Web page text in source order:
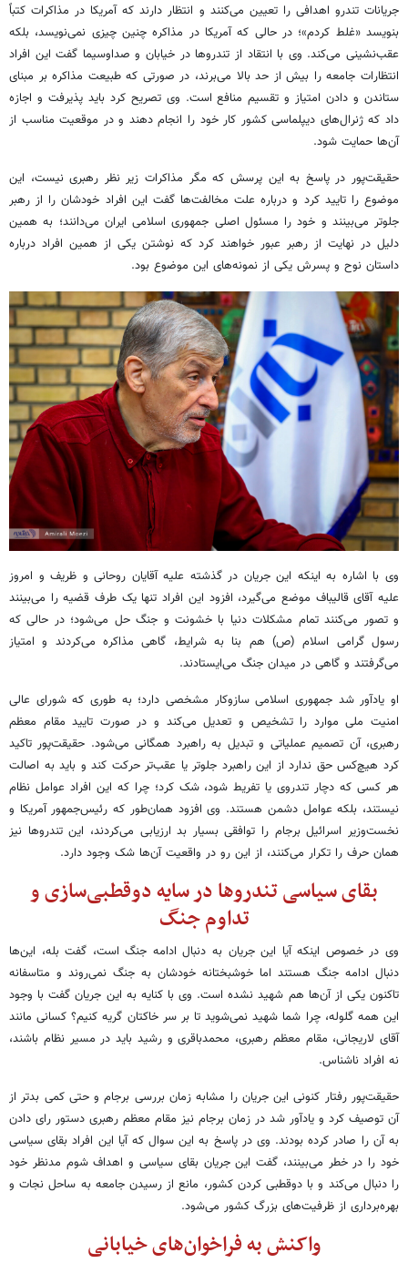
جریانات تندرو اهدافی را تعیین می‌کنند و انتظار دارند که آمریکا در مذاکرات کتباً
بنویسد «غلط کردم»؛ در حالی که آمریکا در مذاکره چنین چیزی نمی‌نویسد، بلکه
عقب‌نشینی می‌کند. وی با انتقاد از تندروها در خیابان و صداوسیما گفت این افراد
انتظارات جامعه را بیش از حد بالا می‌برند، در صورتی که طبیعت مذاکره بر مبنای
ستاندن و دادن امتیاز و تقسیم منافع است. وی تصریح کرد باید پذیرفت و اجازه
داد که ژنرال‌های دیپلماسی کشور کار خود را انجام دهند و در موقعیت مناسب از
آن‌ها حمایت شود.
حقیقت‌پور در پاسخ به این پرسش که مگر مذاکرات زیر نظر رهبری نیست، این
موضوع را تایید کرد و درباره علت مخالفت‌ها گفت این افراد خودشان را از رهبر
جلوتر می‌بینند و خود را مسئول اصلی جمهوری اسلامی ایران می‌دانند؛ به همین
دلیل در نهایت از رهبر عبور خواهند کرد که نوشتن یکی از همین افراد درباره
داستان نوح و پسرش یکی از نمونه‌های این موضوع بود.
وی با اشاره به اینکه این جریان در گذشته علیه آقایان روحانی و ظریف و امروز
علیه آقای قالیباف موضع می‌گیرد، افزود این افراد تنها یک طرف قضیه را می‌بینند
و تصور می‌کنند تمام مشکلات دنیا با خشونت و جنگ حل می‌شود؛ در حالی که
رسول گرامی اسلام (ص) هم بنا به شرایط، گاهی مذاکره می‌کردند و امتیاز
می‌گرفتند و گاهی در میدان جنگ می‌ایستادند.
او یادآور شد جمهوری اسلامی سازوکار مشخصی دارد؛ به طوری که شورای عالی
امنیت ملی موارد را تشخیص و تعدیل می‌کند و در صورت تایید مقام معظم
رهبری، آن تصمیم عملیاتی و تبدیل به راهبرد همگانی می‌شود. حقیقت‌پور تاکید
کرد هیچ‌کس حق ندارد از این راهبرد جلوتر یا عقب‌تر حرکت کند و باید به اصالت
هر کسی که دچار تندروی یا تفریط شود، شک کرد؛ چرا که این افراد عوامل نظام
نیستند، بلکه عوامل دشمن هستند. وی افزود همان‌طور که رئیس‌جمهور آمریکا و
نخست‌وزیر اسرائیل برجام را توافقی بسیار بد ارزیابی می‌کردند، این تندروها نیز
همان حرف را تکرار می‌کنند، از این رو در واقعیت آن‌ها شک وجود دارد.
بقای سیاسی تندروها در سایه دوقطبی‌سازی و
تداوم جنگ
وی در خصوص اینکه آیا این جریان به دنبال ادامه جنگ است، گفت بله، این‌ها
دنبال ادامه جنگ هستند اما خوشبختانه خودشان به جنگ نمی‌روند و متاسفانه
تاکنون یکی از آن‌ها هم شهید نشده است. وی با کنایه به این جریان گفت با وجود
این همه گلوله، چرا شما شهید نمی‌شوید تا بر سر خاکتان گریه کنیم؟ کسانی مانند
آقای لاریجانی، مقام معظم رهبری، محمدباقری و رشید باید در مسیر نظام باشند،
نه افراد ناشناس.
حقیقت‌پور رفتار کنونی این جریان را مشابه زمان بررسی برجام و حتی کمی بدتر از
آن توصیف کرد و یادآور شد در زمان برجام نیز مقام معظم رهبری دستور رای دادن
به آن را صادر کرده بودند. وی در پاسخ به این سوال که آیا این افراد بقای سیاسی
خود را در خطر می‌بینند، گفت این جریان بقای سیاسی و اهداف شوم مدنظر خود
را دنبال می‌کند و با دوقطبی کردن کشور، مانع از رسیدن جامعه به ساحل نجات و
بهره‌برداری از ظرفیت‌های بزرگ کشور می‌شود.
واکنش به فراخوان‌های خیابانی